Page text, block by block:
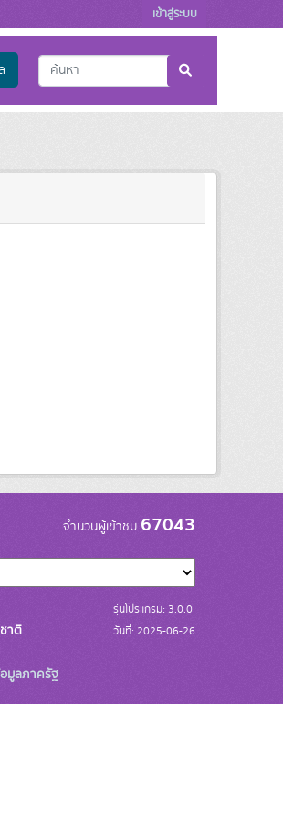
เข้าสู่ระบบ
จำนวนผู้เข้าชม 67043
าติ
มูลภาครัฐ
รุ่นโปรแกรม: 3.0.0
วันที่: 2025-06-26